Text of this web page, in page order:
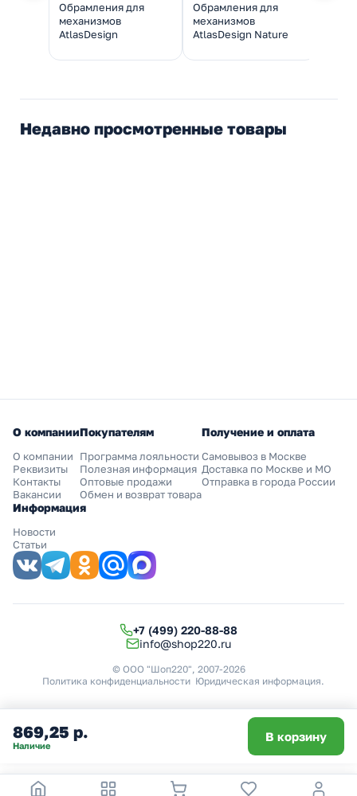
Обрамления для
механизмов
AtlasDesign
Обрамления для
механизмов
AtlasDesign Nature
Недавно просмотренные товары
869,25 р.
Наличие
В корзину
О компании
О компании
Реквизиты
Контакты
Вакансии
Покупателям
Программа лояльности
Полезная информация
Оптовые продажи
Обмен и возврат товара
Получение и оплата
Самовывоз в Москве
Доставка по Москве и МО
Отправка в города России
Информация
Новости
Статьи
+7 (499) 220-88-88
info@shop220.ru
© ООО "Шоп220", 2007-2026
Политика конфиденциальности Юридическая информация.